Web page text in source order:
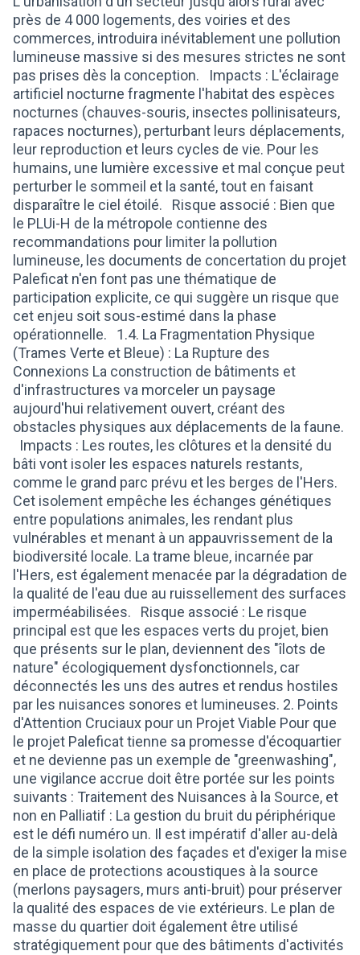
près de 4 000 logements, des voiries et des
commerces, introduira inévitablement une pollution
lumineuse massive si des mesures strictes ne sont
pas prises dès la conception. Impacts : L'éclairage
artificiel nocturne fragmente l'habitat des espèces
nocturnes (chauves-souris, insectes pollinisateurs,
rapaces nocturnes), perturbant leurs déplacements,
leur reproduction et leurs cycles de vie. Pour les
humains, une lumière excessive et mal conçue peut
perturber le sommeil et la santé, tout en faisant
disparaître le ciel étoilé. Risque associé : Bien que
le PLUi-H de la métropole contienne des
recommandations pour limiter la pollution
lumineuse, les documents de concertation du projet
Paleficat n'en font pas une thématique de
participation explicite, ce qui suggère un risque que
cet enjeu soit sous-estimé dans la phase
opérationnelle. 1.4. La Fragmentation Physique
(Trames Verte et Bleue) : La Rupture des
Connexions La construction de bâtiments et
d'infrastructures va morceler un paysage
aujourd'hui relativement ouvert, créant des
obstacles physiques aux déplacements de la faune.
Impacts : Les routes, les clôtures et la densité du
bâti vont isoler les espaces naturels restants,
comme le grand parc prévu et les berges de l'Hers.
Cet isolement empêche les échanges génétiques
entre populations animales, les rendant plus
vulnérables et menant à un appauvrissement de la
biodiversité locale. La trame bleue, incarnée par
l'Hers, est également menacée par la dégradation de
la qualité de l'eau due au ruissellement des surfaces
imperméabilisées. Risque associé : Le risque
principal est que les espaces verts du projet, bien
que présents sur le plan, deviennent des "îlots de
nature" écologiquement dysfonctionnels, car
déconnectés les uns des autres et rendus hostiles
par les nuisances sonores et lumineuses. 2. Points
d'Attention Cruciaux pour un Projet Viable Pour que
le projet Paleficat tienne sa promesse d'écoquartier
et ne devienne pas un exemple de "greenwashing",
une vigilance accrue doit être portée sur les points
suivants : Traitement des Nuisances à la Source, et
non en Palliatif : La gestion du bruit du périphérique
est le défi numéro un. Il est impératif d'aller au-delà
de la simple isolation des façades et d'exiger la mise
en place de protections acoustiques à la source
(merlons paysagers, murs anti-bruit) pour préserver
la qualité des espaces de vie extérieurs. Le plan de
masse du quartier doit également être utilisé
stratégiquement pour que des bâtiments d'activités